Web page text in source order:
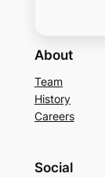
About
Team
History
Careers
Social